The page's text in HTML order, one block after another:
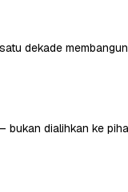
dekade
bukan dialihkan ke